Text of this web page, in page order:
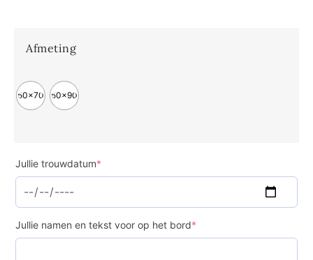
Afmeting
50x70 50x90
Jullie trouwdatum*
Jullie namen en tekst voor op het bord*